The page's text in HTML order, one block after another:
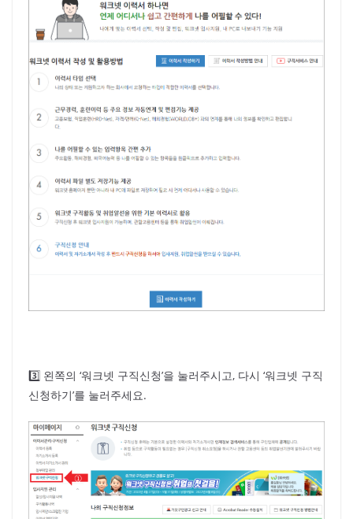
3️⃣ 왼쪽의 ‘워크넷 구직신청’을 눌러주시고, 다시 ‘워크넷 구직
신청하기’를 눌러주세요.